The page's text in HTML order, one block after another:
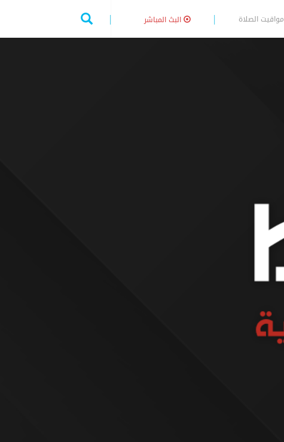
مواقيت الصلاة البث المباشر